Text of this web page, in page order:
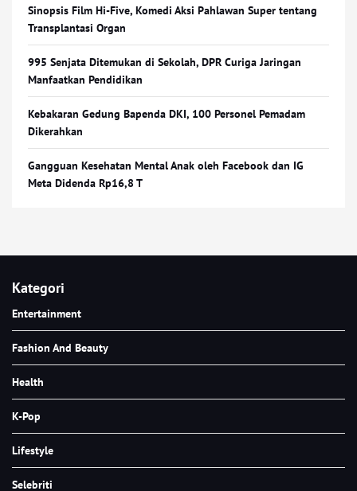
Sinopsis Film Hi-Five, Komedi Aksi Pahlawan Super tentang
Transplantasi Organ
995 Senjata Ditemukan di Sekolah, DPR Curiga Jaringan
Manfaatkan Pendidikan
Kebakaran Gedung Bapenda DKI, 100 Personel Pemadam
Dikerahkan
Gangguan Kesehatan Mental Anak oleh Facebook dan IG
Meta Didenda Rp16,8 T
Kategori
Entertainment
Fashion And Beauty
Health
K-Pop
Lifestyle
Selebriti